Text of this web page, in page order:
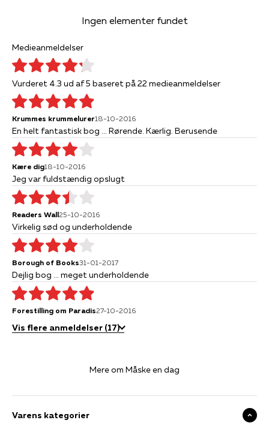
Ingen elementer fundet
Medieanmeldelser
Vurderet 4.3 ud af 5 baseret på 22 medieanmeldelser
Krummes krummelurer18-10-2016
En helt fantastisk bog ... Rørende. Kærlig. Berusende
Kære dig18-10-2016
Jeg var fuldstændig opslugt
Readers Wall25-10-2016
Virkelig sød og underholdende
Borough of Books31-01-2017
Dejlig bog ... meget underholdende
Forestilling om Paradis27-10-2016
Vis flere anmeldelser (17)
Mere om Måske en dag
Varens kategorier